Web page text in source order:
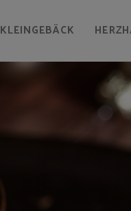
KLEINGEBÄCK